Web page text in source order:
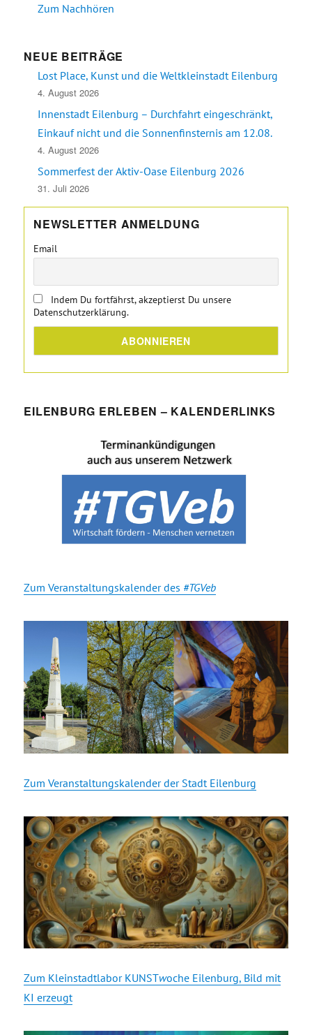
Zum Nachhören
NEUE BEITRÄGE
Lost Place, Kunst und die Weltkleinstadt Eilenburg
4. August 2026
Innenstadt Eilenburg – Durchfahrt eingeschränkt,
Einkauf nicht und die Sonnenfinsternis am 12.08.
4. August 2026
Sommerfest der Aktiv-Oase Eilenburg 2026
31. Juli 2026
NEWSLETTER ANMELDUNG
Email
Indem Du fortfährst, akzeptierst Du unsere
Datenschutzerklärung.
EILENBURG ERLEBEN – KALENDERLINKS
Zum Veranstaltungskalender des #TGVeb
Zum Veranstaltungskalender der Stadt Eilenburg
Zum Kleinstadtlabor KUNSTwoche Eilenburg, Bild mit
KI erzeugt